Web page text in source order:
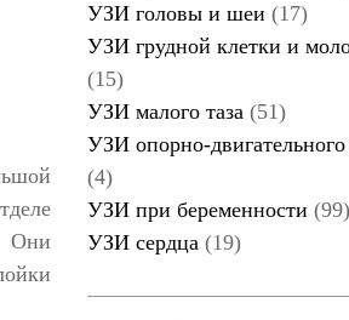
Они
УЗИ головы и шеи (17)
УЗИ грудной клетки и
(15)
УЗИ малого таза (51)
УЗИ опорно-двигательного
(4)
УЗИ при беременности (99)
УЗИ сердца (19)